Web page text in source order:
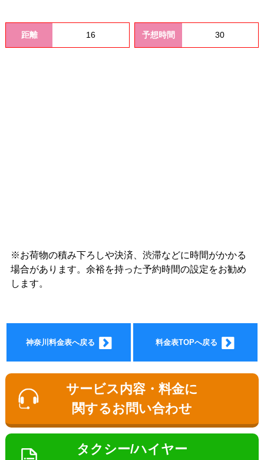
ョン料
金
距離 16 予想時間 30
※お荷物の積み下ろしや決済、渋滞などに時間がかかる
場合があります。余裕を持った予約時間の設定をお勧め
します。
神奈川料金表へ戻る 料金表TOPへ戻る
サービス内容・料金に
関するお問い合わせ
タクシー/ハイヤー